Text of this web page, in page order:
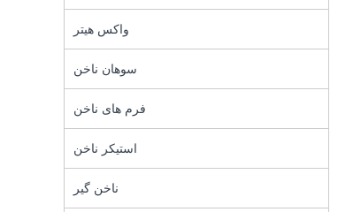
واکس هیتر
سوهان ناخن
فرم های ناخن
استیکر ناخن
ناخن گیر